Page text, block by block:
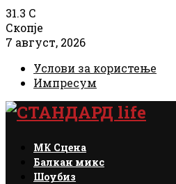
31.3 C
Скопје
7 август, 2026
Услови за користење
Импресум
Facebook
Instagram
Email
Rss
МК Сцена
Балкан микс
Шоубиз